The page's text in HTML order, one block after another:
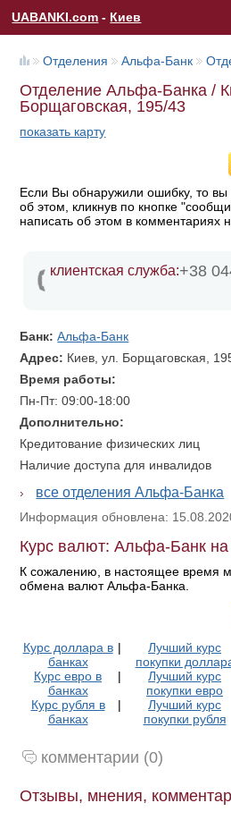
UABANKI.com - Киев
Отделения Альфа-Банк
Отделение Альфа-Банка /
Борщаговская, 195/43
показать карту
Если Вы обнаружили ошибку, то
об этом, кликнув по кнопке
написать об этом в комментариях
клиентская служба:+38
Банк:Альфа-Банк
Адрес: Киев, ул. Борщаговская,
Время работы:
Пн-Пт: 09:00-18:00
Дополнительно:
Кредитование физических лиц
Наличие доступа для инвалидов
все отделения Альфа-Банка
Информация обновлена:
Курс валют: Альфа-Банк
К сожалению, в настоящее время
обмена валют Альфа-Банка.
Курс доллара в
банках
|
Лучший курс
покупки
Курс евро в
банках
|
Лучший курс
покупки евро
Курс рубля в
банках
|
Лучший курс
покупки рубля
комментарии (0)
Отзывы, мнения,